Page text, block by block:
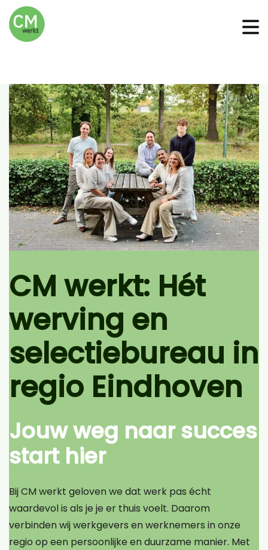
CM werkt: Hét
werving en
selectiebureau in
regio Eindhoven
Jouw weg naar succes
start hier
Bij CM werkt geloven we dat werk pas écht
waardevol is als je je er thuis voelt. Daarom
verbinden wij werkgevers en werknemers in onze
regio op een persoonlijke en duurzame manier. Met